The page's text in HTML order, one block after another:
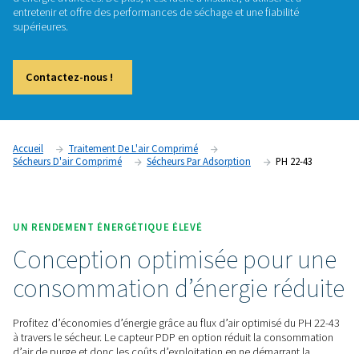
PH 22-43
Le PH 22-43 est la solution idéale pour les petites
rosée aussi bas que -20 °C/-4 °F et -40 °C/-40 °F ainsi que
d’énergie avancées. De plus, il est facile à installer, à utiliser
entretenir et offre des performances de séchage et une
Accueil
Traitement De L'air Comprimé
Sécheurs D'air Comprimé
Sécheurs Par Adsorption